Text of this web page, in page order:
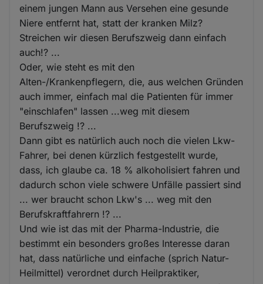
einem jungen Mann aus Versehen eine gesunde
Niere entfernt hat, statt der kranken Milz?
Streichen wir diesen Berufszweig dann einfach
auch!? ...
Oder, wie steht es mit den
Alten-/Krankenpflegern, die, aus welchen Gründen
auch immer, einfach mal die Patienten für immer
"einschlafen" lassen ...weg mit diesem
Berufszweig !? ...
Dann gibt es natürlich auch noch die vielen Lkw-
Fahrer, bei denen kürzlich festgestellt wurde,
dass, ich glaube ca. 18 % alkoholisiert fahren und
dadurch schon viele schwere Unfälle passiert sind
... wer braucht schon Lkw's ... weg mit den
Berufskraftfahrern !? ...
Und wie ist das mit der Pharma-Industrie, die
bestimmt ein besonders großes Interesse daran
hat, dass natürliche und einfache (sprich Natur-
Heilmittel) verordnet durch Heilpraktiker,